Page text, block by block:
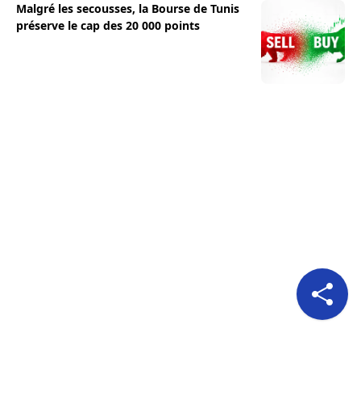
Malgré les secousses, la Bourse de Tunis
préserve le cap des 20 000 points